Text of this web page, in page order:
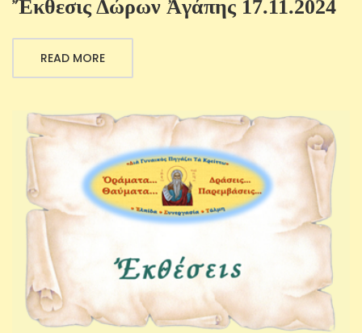
Ἔκθεσις Δώρων Ἀγάπης 17.11.2024
READ MORE